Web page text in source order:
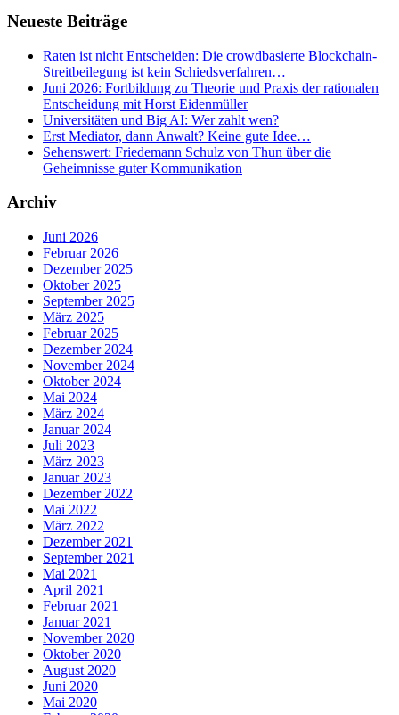
Neueste Beiträge
Raten ist nicht Entscheiden: Die crowdbasierte Blockchain-
Streitbeilegung ist kein Schiedsverfahren…
Juni 2026: Fortbildung zu Theorie und Praxis der rationalen
Entscheidung mit Horst Eidenmüller
Universitäten und Big AI: Wer zahlt wen?
Erst Mediator, dann Anwalt? Keine gute Idee…
Sehenswert: Friedemann Schulz von Thun über die
Geheimnisse guter Kommunikation
Archiv
Juni 2026
Februar 2026
Dezember 2025
Oktober 2025
September 2025
März 2025
Februar 2025
Dezember 2024
November 2024
Oktober 2024
Mai 2024
März 2024
Januar 2024
Juli 2023
März 2023
Januar 2023
Dezember 2022
Mai 2022
März 2022
Dezember 2021
September 2021
Mai 2021
April 2021
Februar 2021
Januar 2021
November 2020
Oktober 2020
August 2020
Juni 2020
Mai 2020